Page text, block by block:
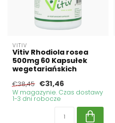
VITIV
Vitiv Rhodiola rosea
500mg 60 Kapsułek
wegetariańskich
€38,45 €31,46
W magazynie. Czas dostawy
1-3 dni robocze